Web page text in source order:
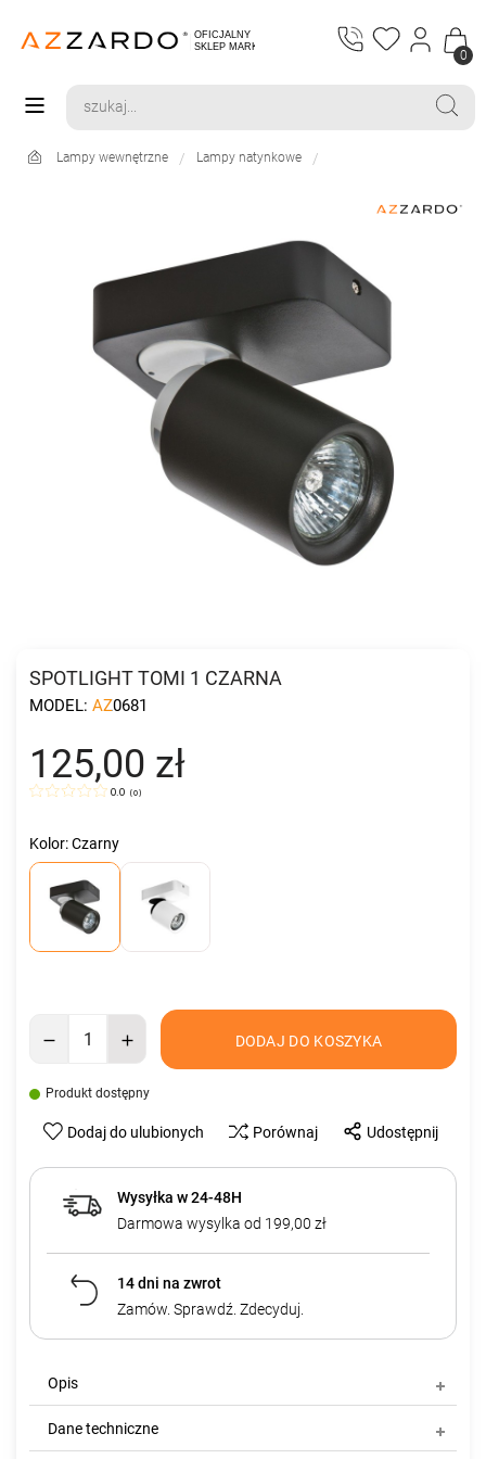
0
Lampy wewnętrzne Lampy natynkowe
SPOTLIGHT TOMI 1 CZARNA
MODEL: AZ0681
125,00 zł
0.0 (0)
Kolor: Czarny
DODAJ DO KOSZYKA
Produkt dostępny
Dodaj do ulubionych Porównaj Udostępnij
Wysyłka w 24-48H
Darmowa wysylka od 199,00 zł
14 dni na zwrot
Zamów. Sprawdź. Zdecyduj.
Opis
Dane techniczne